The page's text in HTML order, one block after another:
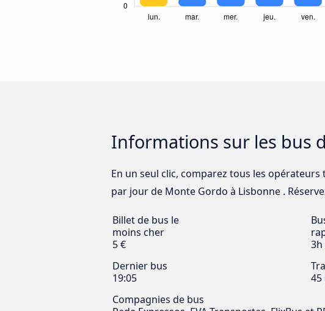
Informations sur les bus
En un seul clic, comparez tous les opérateurs
par jour de Monte Gordo à Lisbonne .
Billet de bus le
moins cher
5 €
3h
Dernier bus
19:05
Compagnies de bus